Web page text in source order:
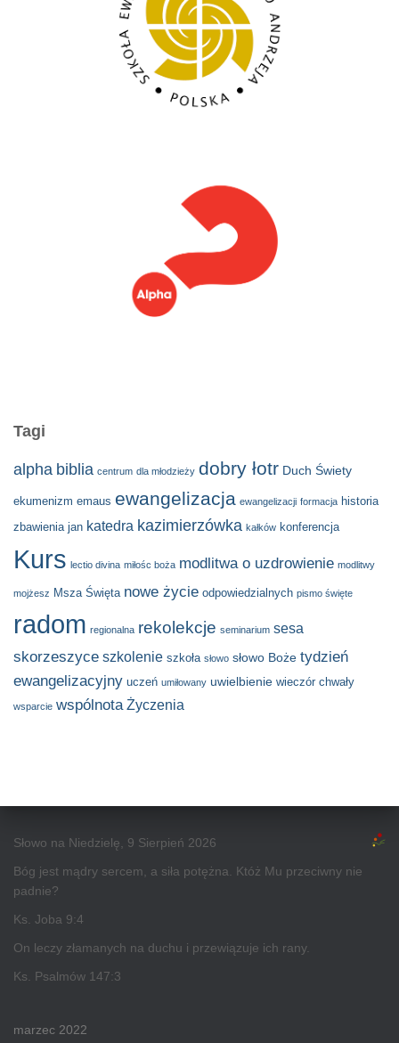
Tagi
alpha biblia centrum dla młodzieży dobry łotr Duch Świety
ekumenizm emaus ewangelizacja ewangelizacji formacja historia
zbawienia jan katedra kazimierzówka kałków konferencja
Kurs lectio divina miłośc boża modlitwa o uzdrowienie modlitwy
mojżesz Msza Święta nowe życie odpowiedzialnych pismo święte
radom regionalna rekolekcje seminarium sesa
skorzeszyce szkolenie szkoła słowo słowo Boże tydzień
ewangelizacyjny uczeń umiłowany uwielbienie wieczór chwały
wsparcie wspólnota Życzenia
Słowo na Niedzielę, 9 Sierpień 2026
Bóg jest mądry sercem, a siła potężna. Któż Mu przeciwny nie
padnie?
Ks. Joba 9:4
On leczy złamanych na duchu i przewiązuje ich rany.
Ks. Psalmów 147:3
marzec 2022